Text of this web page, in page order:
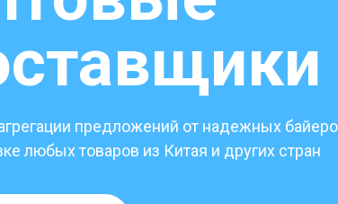
предложений от надежных
любых товаров из Китая и других стран